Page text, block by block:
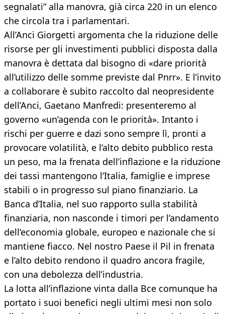
segnalati” alla manovra, già circa 220 in un elenco
che circola tra i parlamentari.
All’Anci Giorgetti argomenta che la riduzione delle
risorse per gli investimenti pubblici disposta dalla
manovra è dettata dal bisogno di «dare priorità
all’utilizzo delle somme previste dal Pnrr». E l’invito
a collaborare è subito raccolto dal neopresidente
dell’Anci, Gaetano Manfredi: presenteremo al
governo «un’agenda con le priorità». Intanto i
rischi per guerre e dazi sono sempre lì, pronti a
provocare volatilità, e l’alto debito pubblico resta
un peso, ma la frenata dell’inflazione e la riduzione
dei tassi mantengono l’Italia, famiglie e imprese
stabili o in progresso sul piano finanziario. La
Banca d’Italia, nel suo rapporto sulla stabilità
finanziaria, non nasconde i timori per l’andamento
dell’economia globale, europeo e nazionale che si
mantiene fiacco. Nel nostro Paese il Pil in frenata
e l’alto debito rendono il quadro ancora fragile,
con una debolezza dell’industria.
La lotta all’inflazione vinta dalla Bce comunque ha
portato i suoi benefici negli ultimi mesi non solo